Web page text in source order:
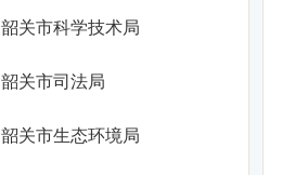
韶关市科学技术局
韶关市司法局
韶关市生态环境局